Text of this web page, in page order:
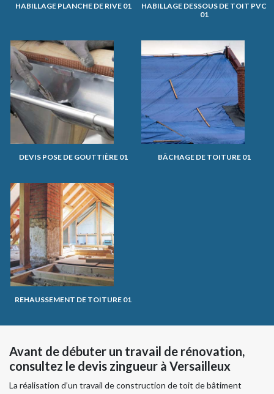
HABILLAGE PLANCHE DE RIVE 01
HABILLAGE DESSOUS DE TOIT PVC
01
DEVIS POSE DE GOUTTIÈRE 01 BÂCHAGE DE TOITURE 01
REHAUSSEMENT DE TOITURE 01
Avant de débuter un travail de rénovation,
consultez le devis zingueur à Versailleux
La réalisation d’un travail de construction de toit de bâtiment